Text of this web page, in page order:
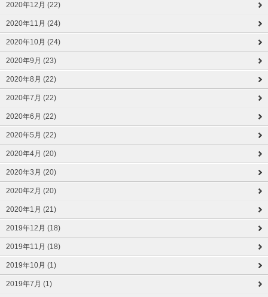
2020年12月 (22)
2020年11月 (24)
2020年10月 (24)
2020年9月 (23)
2020年8月 (22)
2020年7月 (22)
2020年6月 (22)
2020年5月 (22)
2020年4月 (20)
2020年3月 (20)
2020年2月 (20)
2020年1月 (21)
2019年12月 (18)
2019年11月 (18)
2019年10月 (1)
2019年7月 (1)